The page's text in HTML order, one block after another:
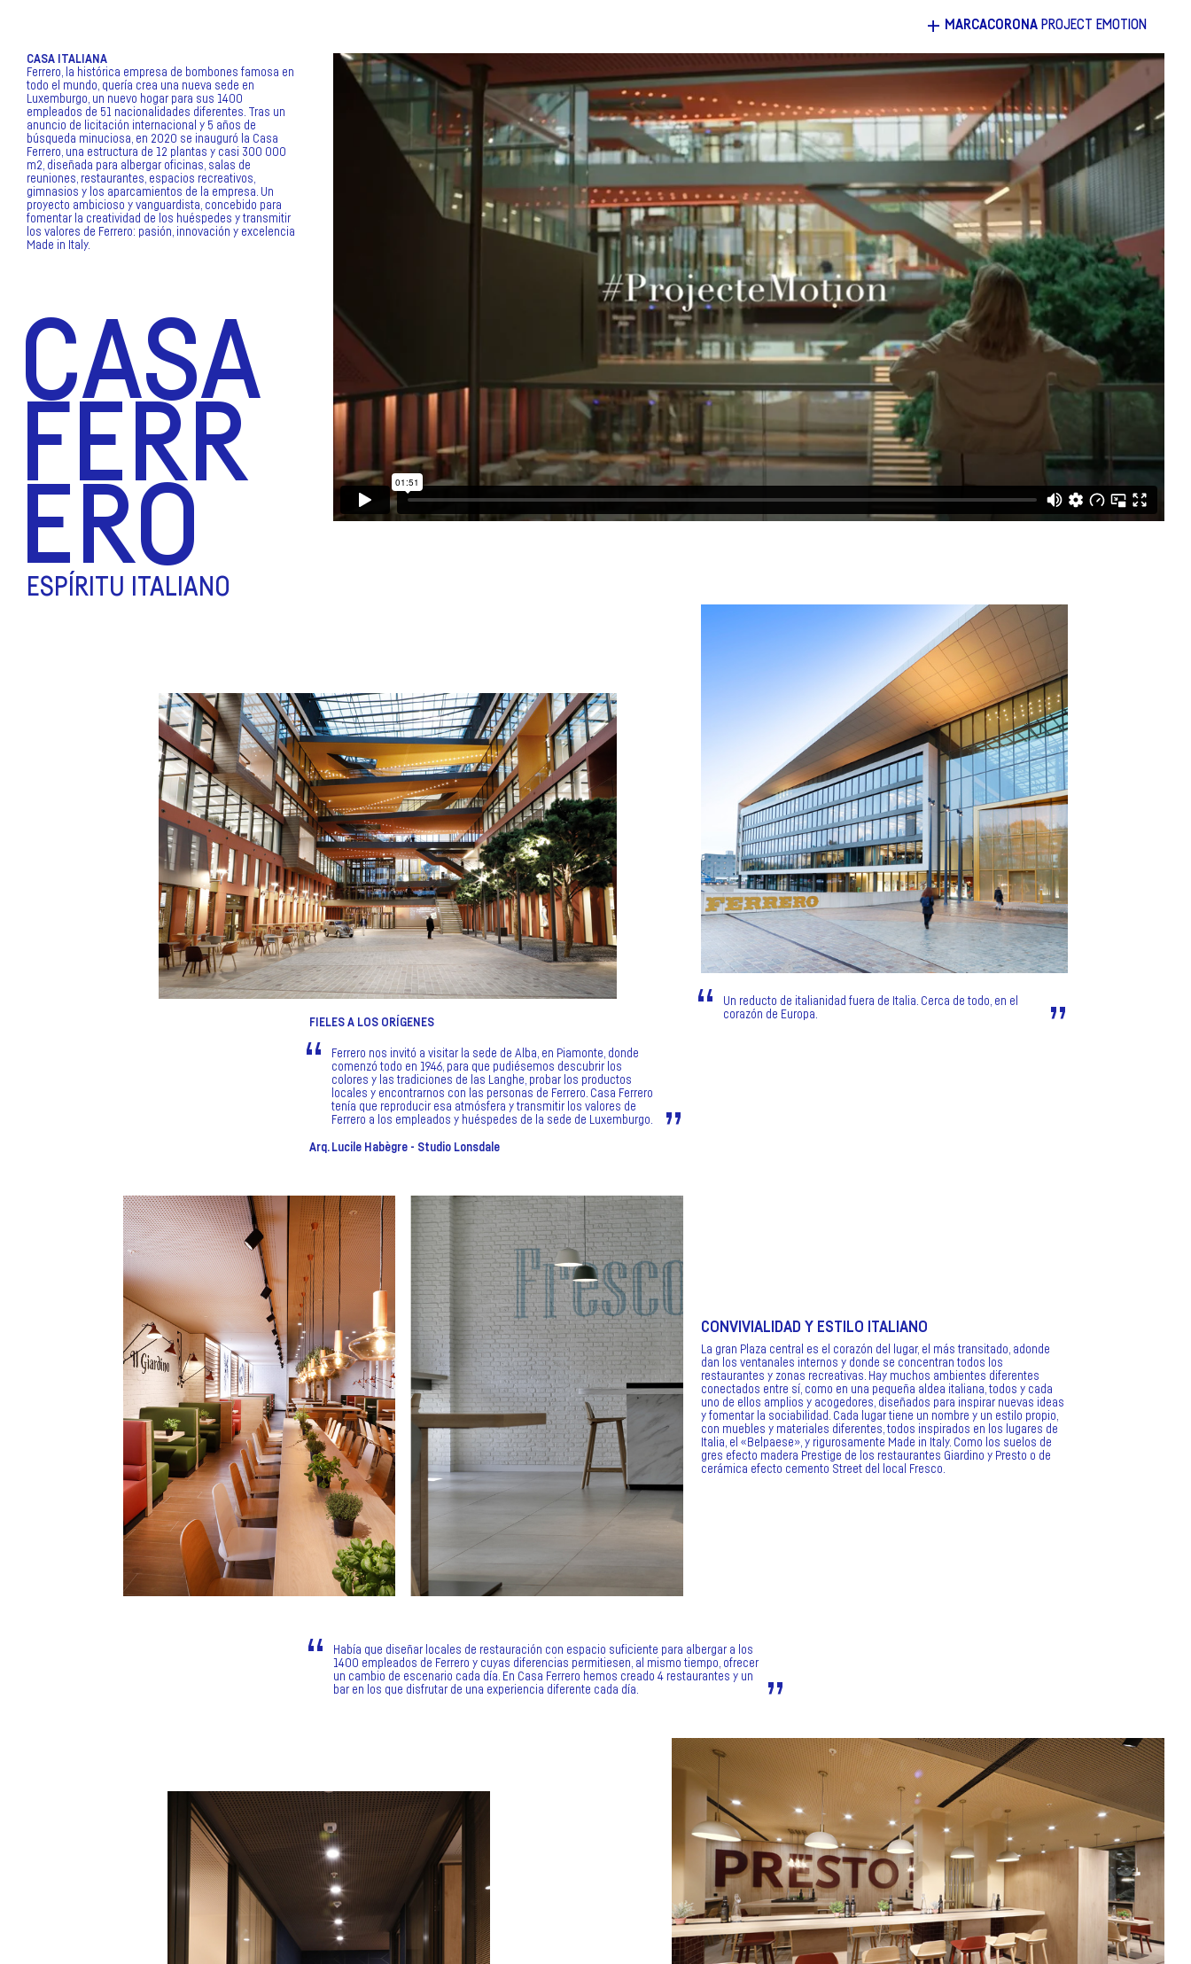
+ MARCACORONA PROJECT EMOTION
CASA ITALIANA
Ferrero, la histórica empresa de bombones famosa en
todo el mundo, quería crea una nueva sede en
Luxemburgo, un nuevo hogar para sus 1400
empleados de 51 nacionalidades diferentes. Tras un
anuncio de licitación internacional y 5 años de
búsqueda minuciosa, en 2020 se inauguró la Casa
Ferrero, una estructura de 12 plantas y casi 300 000
m2, diseñada para albergar oficinas, salas de
reuniones, restaurantes, espacios recreativos,
gimnasios y los aparcamientos de la empresa. Un
proyecto ambicioso y vanguardista, concebido para
fomentar la creatividad de los huéspedes y transmitir
los valores de Ferrero: pasión, innovación y excelencia
Made in Italy.
CASA
FERR
ERO
ESPÍRITU ITALIANO
FIELES A LOS ORÍGENES
Ferrero nos invitó a visitar la sede de Alba, en Piamonte, donde
comenzó todo en 1946, para que pudiésemos descubrir los
colores y las tradiciones de las Langhe, probar los productos
locales y encontrarnos con las personas de Ferrero. Casa Ferrero
tenía que reproducir esa atmósfera y transmitir los valores de
Ferrero a los empleados y huéspedes de la sede de Luxemburgo.
Arq. Lucile Habègre - Studio Lonsdale
Un reducto de italianidad fuera de Italia. Cerca de todo, en el
corazón de Europa.
CONVIVIALIDAD Y ESTILO ITALIANO
La gran Plaza central es el corazón del lugar, el más transitado, adonde
dan los ventanales internos y donde se concentran todos los
restaurantes y zonas recreativas. Hay muchos ambientes diferentes
conectados entre sí, como en una pequeña aldea italiana, todos y cada
uno de ellos amplios y acogedores, diseñados para inspirar nuevas ideas
y fomentar la sociabilidad. Cada lugar tiene un nombre y un estilo propio,
con muebles y materiales diferentes, todos inspirados en los lugares de
Italia, el «Belpaese», y rigurosamente Made in Italy. Como los suelos de
gres efecto madera Prestige de los restaurantes Giardino y Presto o de
cerámica efecto cemento Street del local Fresco.
Había que diseñar locales de restauración con espacio suficiente para albergar a los
1400 empleados de Ferrero y cuyas diferencias permitiesen, al mismo tiempo, ofrecer
un cambio de escenario cada día. En Casa Ferrero hemos creado 4 restaurantes y un
bar en los que disfrutar de una experiencia diferente cada día.